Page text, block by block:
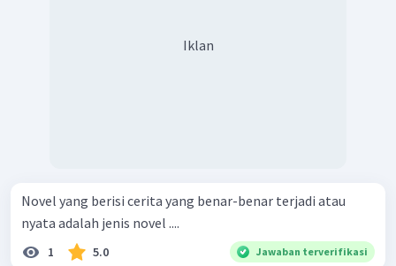
Iklan
Novel yang berisi cerita yang benar-benar terjadi atau
nyata adalah jenis novel ....
1 5.0 Jawaban terverifikasi